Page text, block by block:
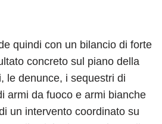
quindi con un bilancio di forte
concreto sul piano della
le denunce, i sequestri di
armi da fuoco e armi bianche
un intervento coordinato su